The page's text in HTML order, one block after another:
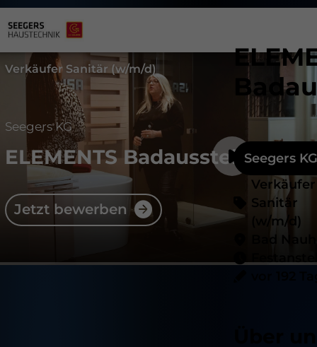
Verkäufer Sanitär (w/m/d)
Seegers KG
ELEMENTS Badausstellung
Jetzt bewerben
Seegers KG
Verkäufer
Sanitär
(w/m/d)
Bad